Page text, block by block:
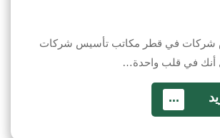
شركات في قطر مكاتب تأسيس شركات
أنك في قلب واحدة…
...